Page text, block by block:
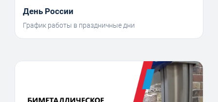
День России
График работы в праздничные дни